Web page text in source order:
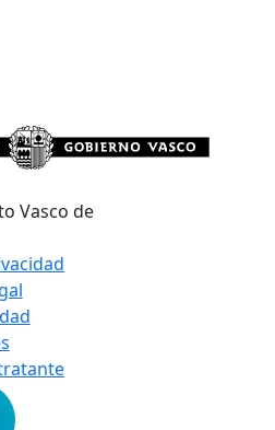
Vasco de